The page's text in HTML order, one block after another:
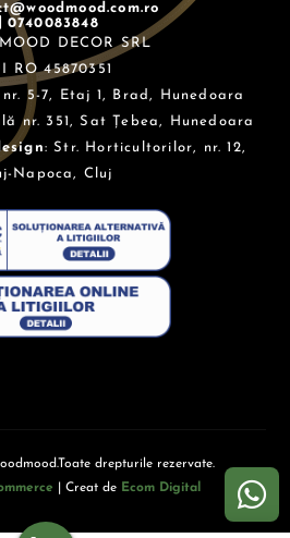
0740083848
DECOR SRL
RO 45870351
5-7, Etaj 1, Brad, Hunedoara
nr. 351, Sat Țebea, Hunedoara
: Str. Horticultorilor, nr. 12,
Napoca, Cluj
drepturile rezervate.
| Creat de Ecom Digital